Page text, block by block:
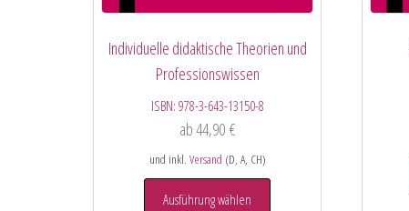
Individuelle didaktische Theorien und
Professionswissen
ISBN: 978-3-643-13150-8
ab44,90 €
und inkl. Versand (D, A, CH)
Ausführung wählen